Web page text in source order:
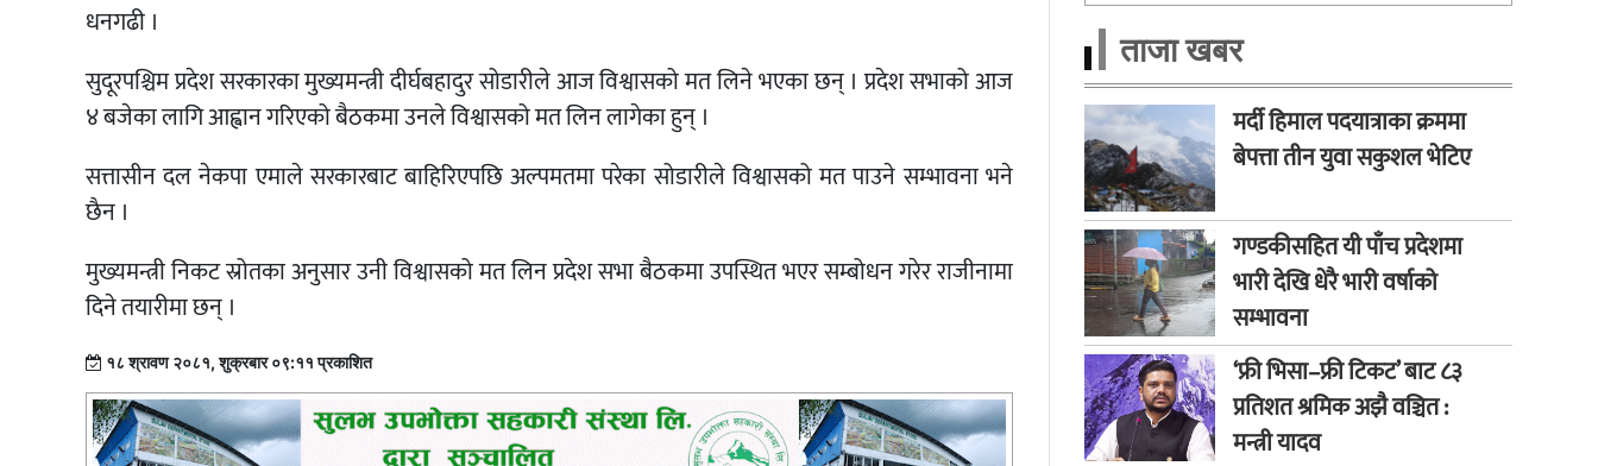
धनगढी ।
सुदूरपश्चिम प्रदेश सरकारका मुख्यमन्त्री दीर्घबहादुर सोडारीले आज विश्वासको मत लिने भएका छन् । प्रदेश सभाको आज
४ बजेका लागि आह्वान गरिएको बैठकमा उनले विश्वासको मत लिन लागेका हुन् ।
सत्तासीन दल नेकपा एमाले सरकारबाट बाहिरिएपछि अल्पमतमा परेका सोडारीले विश्वासको मत पाउने सम्भावना भने
छैन ।
मुख्यमन्त्री निकट स्रोतका अनुसार उनी विश्वासको मत लिन प्रदेश सभा बैठकमा उपस्थित भएर सम्बोधन गरेर राजीनामा
दिने तयारीमा छन् ।
१८ श्रावण २०८१, शुक्रबार ०९:११ प्रकाशित
ताजा खबर
मर्दी हिमाल पदयात्राका क्रममा
बेपत्ता तीन युवा सकुशल भेटिए
गण्डकीसहित यी पाँच प्रदेशमा
भारी देखि धेरै भारी वर्षाको
सम्भावना
‘फ्री भिसा–फ्री टिकट’ बाट ८३
प्रतिशत श्रमिक अझै वञ्चित :
मन्त्री यादव